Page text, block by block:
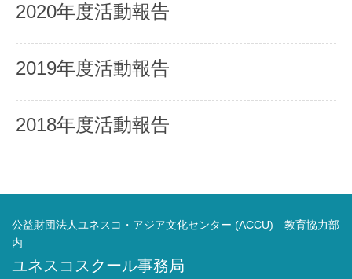
2020年度活動報告
2019年度活動報告
2018年度活動報告
公益財団法人ユネスコ・アジア文化センター (ACCU) 教育協力部
内
ユネスコスクール事務局